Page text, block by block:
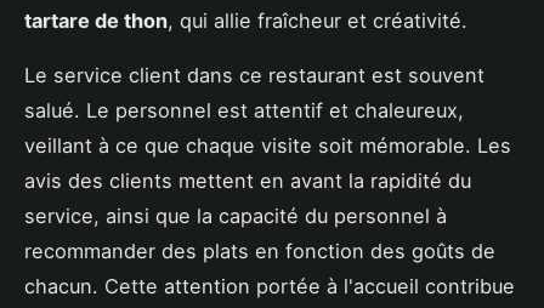
tartare de thon, qui allie fraîcheur et créativité.
Le service client dans ce restaurant est souvent
salué. Le personnel est attentif et chaleureux,
veillant à ce que chaque visite soit mémorable. Les
avis des clients mettent en avant la rapidité du
service, ainsi que la capacité du personnel à
recommander des plats en fonction des goûts de
chacun. Cette attention portée à l'accueil contribue